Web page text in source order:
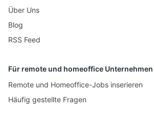
Über Uns
Blog
RSS Feed
Für remote und homeoffice Unternehmen
Remote und Homeoffice-Jobs inserieren
Häufig gestellte Fragen